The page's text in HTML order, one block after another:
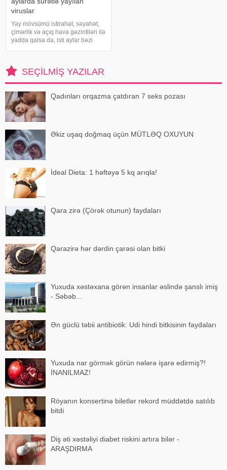
viruslar
Yay mövsümü istirahət, səyahət,
çimərlik və açıq hava gəzintiləri ilə
yadda qalsa da, isti aylar bəzi
Buna səbəb təkcə yüksək
temperatur deyil. Açıq havad
SEÇILMIŞ YAZILAR
Qadınları orqazma çatdıran 7 seks pozası
Əkiz uşaq doğmaq üçün MÜTLƏQ OXUYUN
İdeal Dieta: 1 həftəyə 5 kq arıqla!
Qara zirə (Çörək otunun) faydaları
Qarazirə hər dərdin çarəsi olan bitki
Yuxuda xəstəxana görən insanlar əslində şanslı imiş
- Səbəb...
Ən güclü təbii antibiotik: Udi hindi bitkisinin faydaları
Yuxuda nar görmək görün nələrə işarə edirmiş?!
İNANILMAZ!
Röyanın konsertinə biletlər rekord müddətdə satılıb
bitdi
Diş əti xəstəliyi diabet riskini artıra bilər -
ARAŞDIRMA